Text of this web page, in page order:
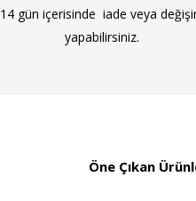
14 gün içerisinde iade veya
yapabilirsiniz.
Öne Çıkan